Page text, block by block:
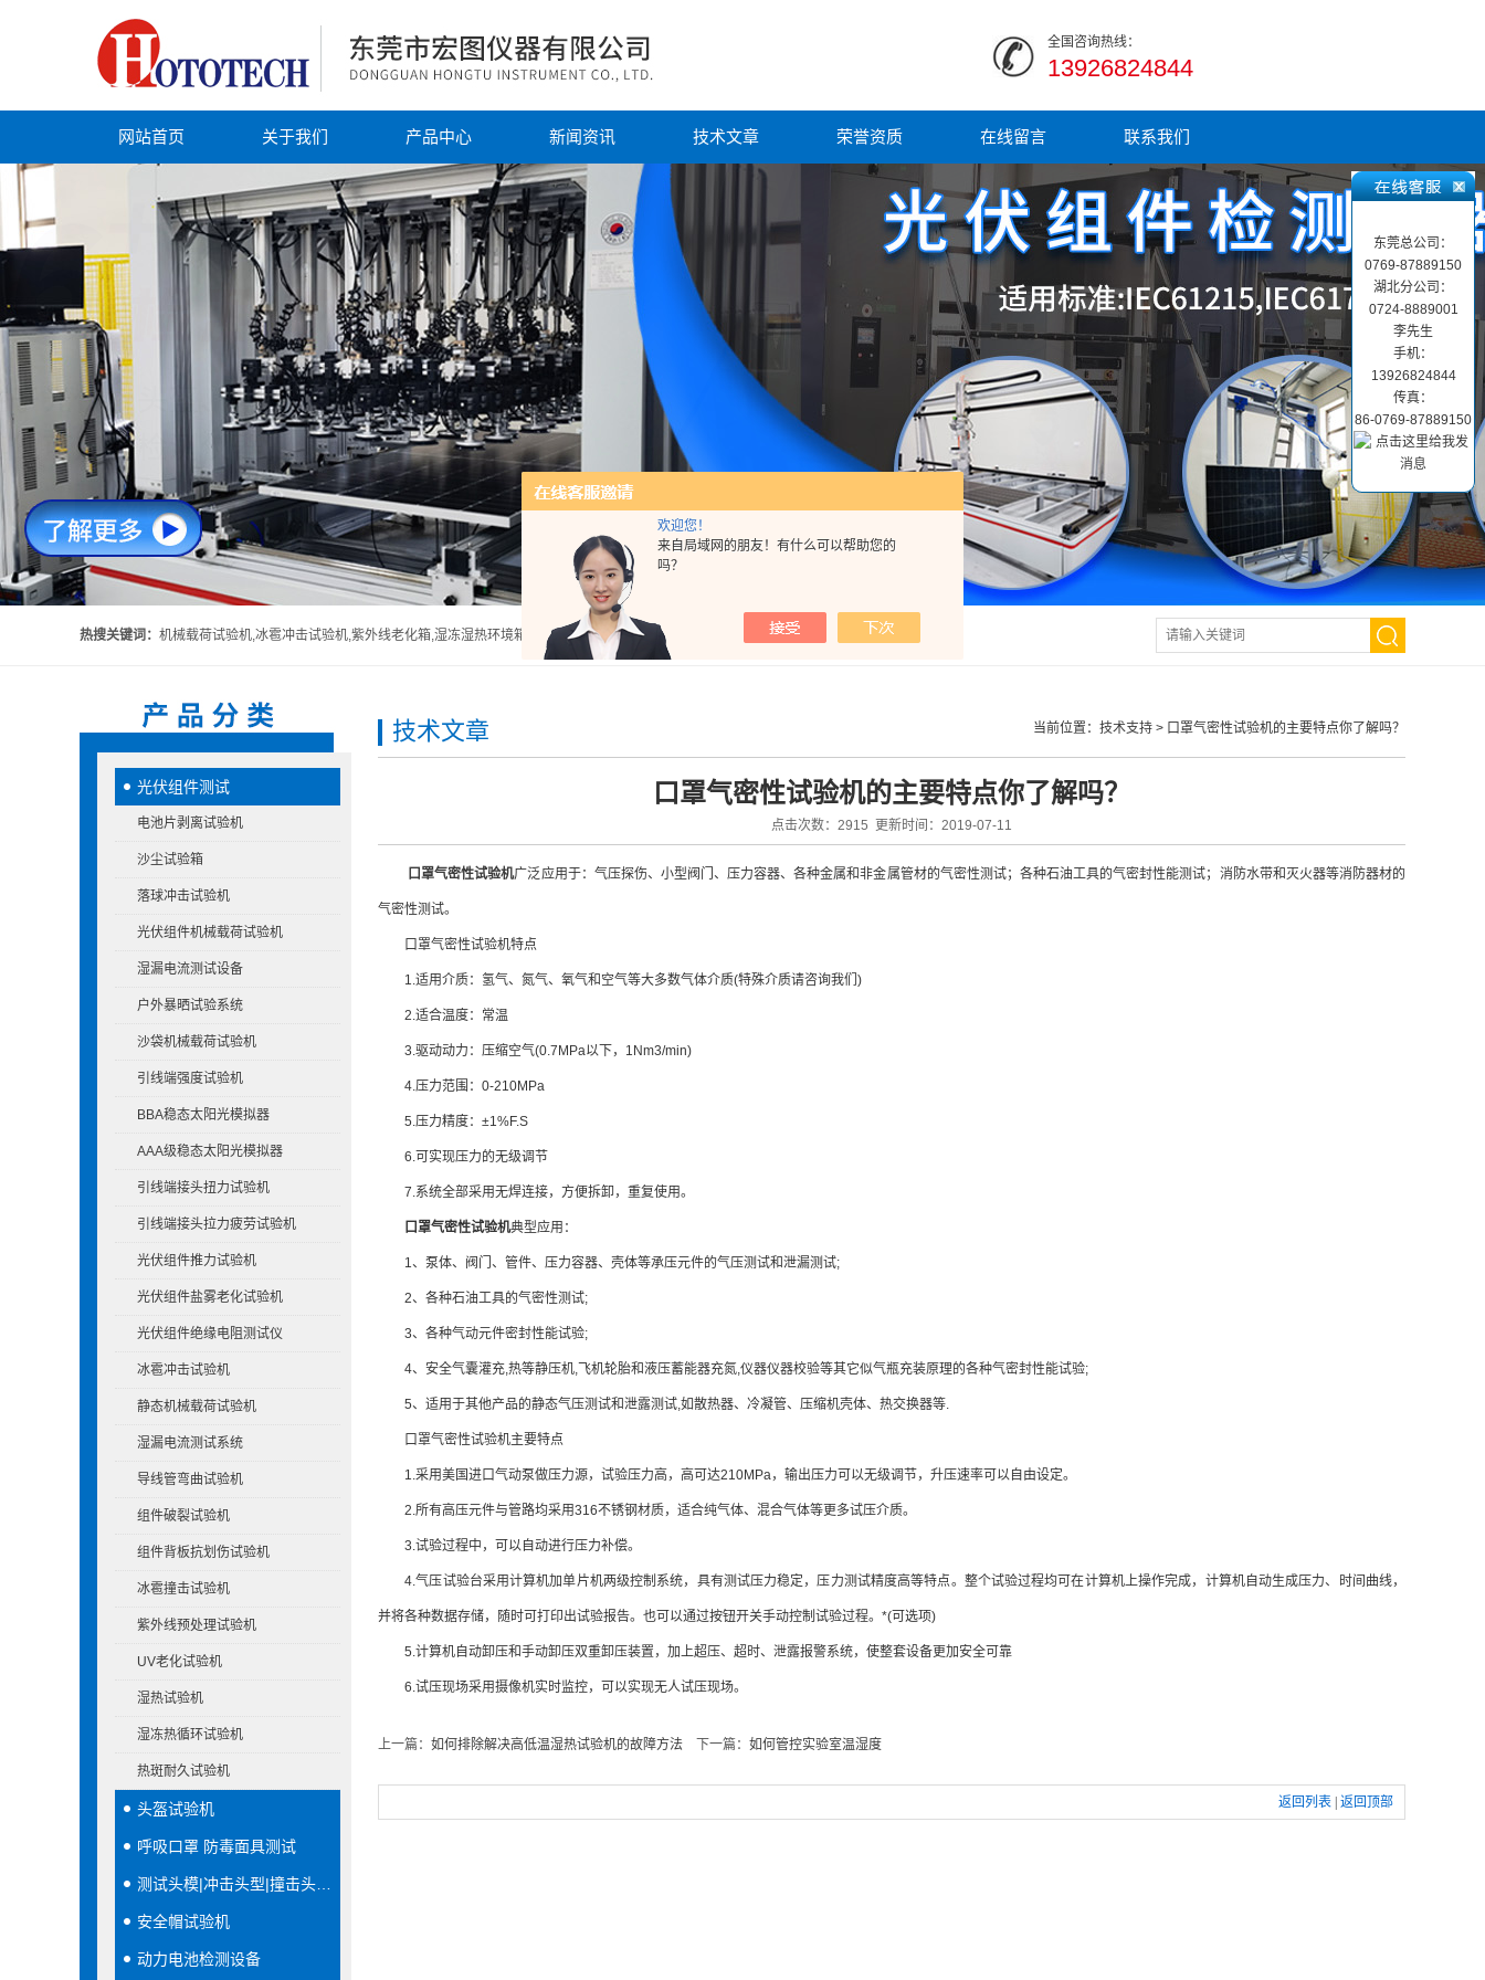
欢迎您！
来自局域网的朋友！有什么可以帮助您的
吗？
全国咨询热线：
13926824844
网站首页 关于我们 产品中心 新闻资讯 技术文章 荣誉资质 在线留言 联系我们
热搜关键词： 机械载荷试验机,冰雹冲击试验机,紫外线老化箱,湿冻湿热环境箱,头盔吸收碰撞能量性能试验机,头盔固定装置稳定试验机,头盔佩戴装置强度试验机,头盔刚度性能试验机,呼吸口罩气密性试验机,呼吸口罩阻力试验机 |
光伏组件测试
电池片剥离试验机
沙尘试验箱
落球冲击试验机
光伏组件机械载荷试验机
湿漏电流测试设备
户外暴晒试验系统
沙袋机械载荷试验机
引线端强度试验机
BBA稳态太阳光模拟器
AAA级稳态太阳光模拟器
引线端接头扭力试验机
引线端接头拉力疲劳试验机
光伏组件推力试验机
光伏组件盐雾老化试验机
光伏组件绝缘电阻测试仪
冰雹冲击试验机
静态机械载荷试验机
湿漏电流测试系统
导线管弯曲试验机
组件破裂试验机
组件背板抗划伤试验机
冰雹撞击试验机
紫外线预处理试验机
UV老化试验机
湿热试验机
湿冻热循环试验机
热斑耐久试验机
头盔试验机
呼吸口罩 防毒面具测试
安全帽试验机
动力电池检测设备
当前位置： 技术支持 > 口罩气密性试验机的主要特点你了解吗？
技术文章
口罩气密性试验机的主要特点你了解吗？
点击次数：2915 更新时间：2019-07-11
口罩气密性试验机广泛应用于：气压探伤、小型阀门、压力容器、各种金属和非金属管材的气密性测试；各种石油工具的气密封性能测试；消防水带和灭火器等消防器材的
气密性测试。
口罩气密性试验机特点
1.适用介质：氢气、氮气、氧气和空气等大多数气体介质(特殊介质请咨询我们)
2.适合温度：常温
3.驱动动力：压缩空气(0.7MPa以下，1Nm3/min)
4.压力范围：0-210MPa
5.压力精度：±1%F.S
6.可实现压力的无级调节
7.系统全部采用无焊连接，方便拆卸，重复使用。
口罩气密性试验机典型应用：
1、泵体、阀门、管件、压力容器、壳体等承压元件的气压测试和泄漏测试;
2、各种石油工具的气密性测试;
3、各种气动元件密封性能试验;
4、安全气囊灌充,热等静压机,飞机轮胎和液压蓄能器充氮,仪器仪器校验等其它似气瓶充装原理的各种气密封性能试验;
5、适用于其他产品的静态气压测试和泄露测试,如散热器、冷凝管、压缩机壳体、热交换器等.
口罩气密性试验机主要特点
1.采用美国进口气动泵做压力源，试验压力高，高可达210MPa，输出压力可以无级调节，升压速率可以自由设定。
2.所有高压元件与管路均采用316不锈钢材质，适合纯气体、混合气体等更多试压介质。
3.试验过程中，可以自动进行压力补偿。
4.气压试验台采用计算机加单片机两级控制系统，具有测试压力稳定，压力测试精度高等特点。整个试验过程均可在计算机上操作完成，计算机自动生成压力、时间曲线，
并将各种数据存储，随时可打印出试验报告。也可以通过按钮开关手动控制试验过程。*(可选项)
5.计算机自动卸压和手动卸压双重卸压装置，加上超压、超时、泄露报警系统，使整套设备更加安全可靠
6.试压现场采用摄像机实时监控，可以实现无人试压现场。
上一篇： 如何排除解决高低温湿热试验机的故障方法 下一篇： 如何管控实验室温湿度
返回列表 返回顶部
东莞总公司：
0769-87889150
湖北分公司：
0724-8889001
李先生
手机：
13926824844
传真：
86-0769-87889150